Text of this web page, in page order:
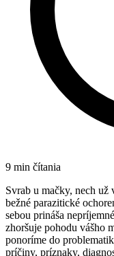
9 min čítania
Svrab u mačky, nech už
bežné parazitické
sebou prináša
zhoršuje pohodu vášho
ponoríme do
príčiny, príznaky,